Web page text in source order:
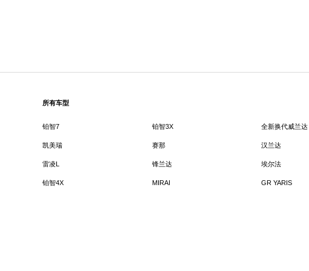
所有车型
铂智7 铂智3X 全新换代威兰达
凯美瑞 赛那 汉兰达
雷凌L 锋兰达 埃尔法
铂智4X MIRAI GR YARIS